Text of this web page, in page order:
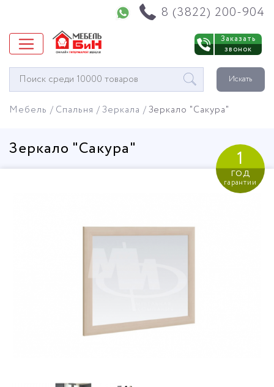
8 (3822) 200-904
Заказать
звонок
Окно
поиска
Искать
Мебель Спальня Зеркала Зеркало "Сакура"
Зеркало "Сакура" 1
год
гарантии